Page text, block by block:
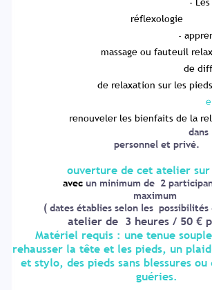
réflexologie
- apprentissage
massage ou fauteuil relax
de différents
de relaxation sur les
renouveler les bienfaits de la
dans
personnel etprivé.
ouverture de cet atelier sur
avecun minimum de 2
maximum
( dates établies selon les possibilités
atelier de 3 heures / 50 €
Matériel requis : une tenue
rehausser la tête et les pieds, un
et stylo, des pieds sans blessures
guéries.